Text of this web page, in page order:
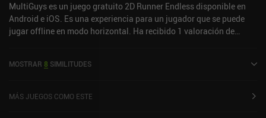
MultiGuys es un juego gratuito 2D Runner Endless disponible en
Android e iOS. Es una experiencia para un jugador que se puede
jugar offline en modo horizontal. Ha recibido 1 valoración de
Store.
MOSTRAR 8 SIMILITUDES
MÁS JUEGOS COMO ESTE